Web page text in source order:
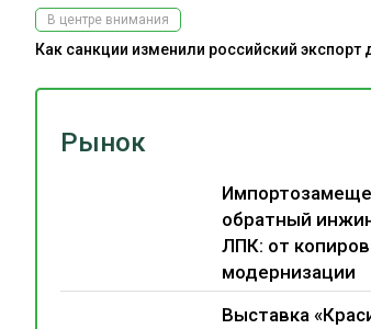
Рынок
обратный
ЛПК: от
модернизации
Выставка
В центре внимания
Как санкции изменили российский экспорт